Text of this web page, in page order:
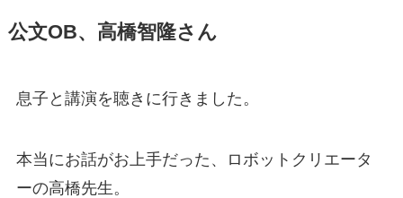
公文OB、高橋智隆さん
息子と講演を聴きに行きました。
本当にお話がお上手だった、ロボットクリエータ
ーの高橋先生。